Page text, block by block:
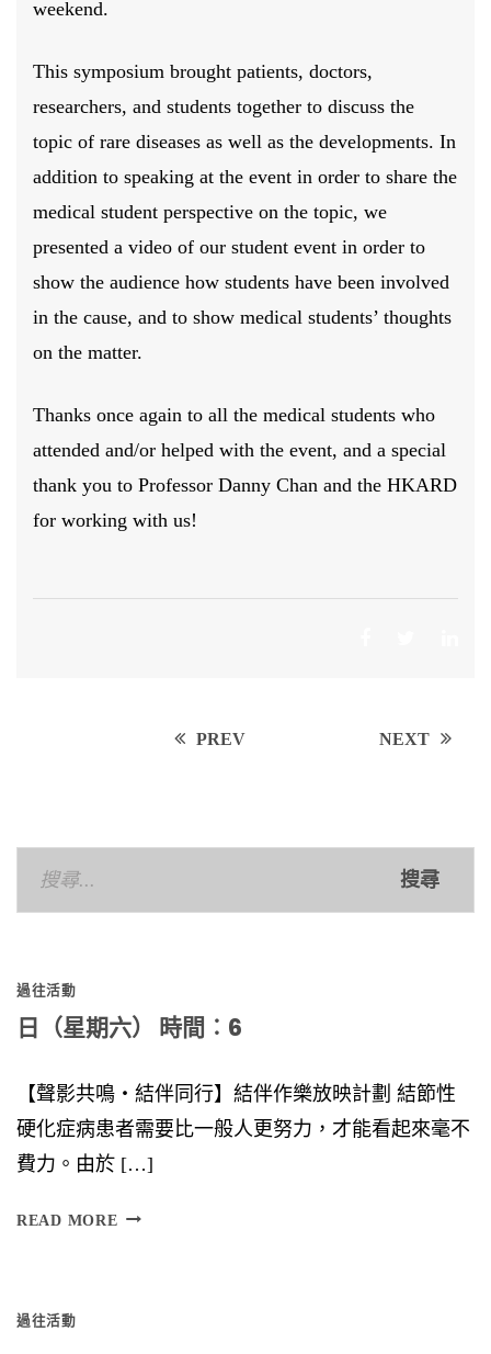
weekend.
This symposium brought patients, doctors,
researchers, and students together to discuss the
topic of rare diseases as well as the developments. In
addition to speaking at the event in order to share the
medical student perspective on the topic, we
presented a video of our student event in order to
show the audience how students have been involved
in the cause, and to show medical students’ thoughts
on the matter.
Thanks once again to all the medical students who
attended and/or helped with the event, and a special
thank you to Professor Danny Chan and the HKARD
for working with us!
PREV NEXT
字:
過往活動
日（星期六） 時間︰6
【聲影共鳴‧結伴同行】結伴作樂放映計劃 結節性
硬化症病患者需要比一般人更努力，才能看起來毫不
費力。由於 […]
READ MORE 日
過往活動